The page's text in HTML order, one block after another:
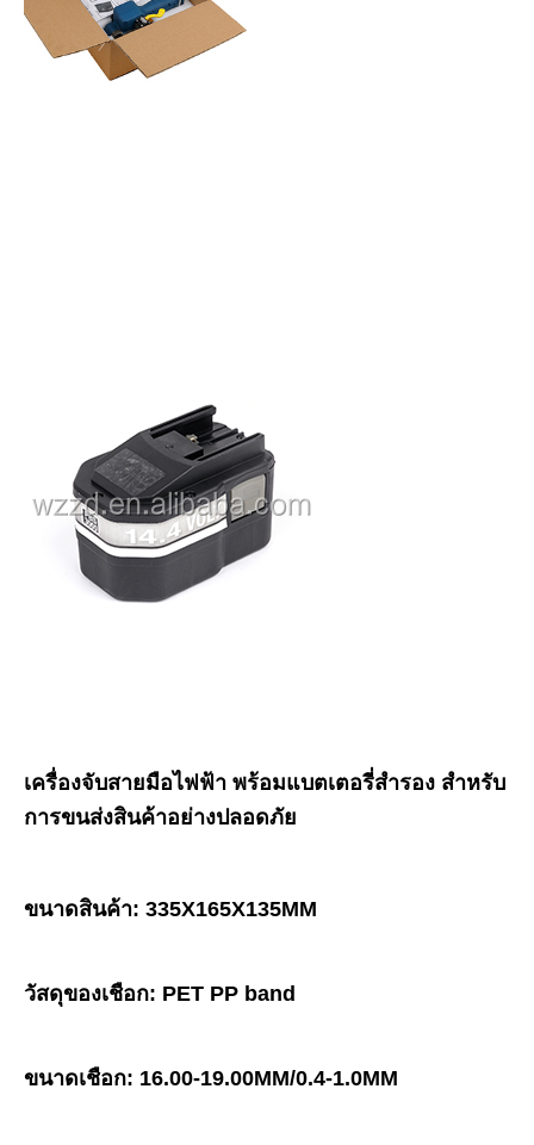
เครื่องจับสายมือไฟฟ้า พร้อมแบตเตอรี่สํารอง สําหรับ
การขนส่งสินค้าอย่างปลอดภัย
ขนาดสินค้า: 335X165X135MM
วัสดุของเชือก: PET PP band
ขนาดเชือก: 16.00-19.00MM/0.4-1.0MM